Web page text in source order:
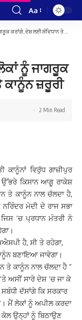
Font
Resizer
Aa
ਦੇਸ਼ ਲਈ ਸੰਵਿਧਾਨ ਤੇ ਕਾਨੂੰਨ ਜ਼ਰੂਰੀ
ਨੂੰ ਜਾਗਰੂਕ
ਜ਼ਰੂਰੀ
2 Min Read
ਵਿਰੁੱਧ ਗਾਜ਼ੀਪੁਰ
ਉੱਭਰੇ ਕਿਸਾਨ ਆਗੂ ਰਾਕੇਸ਼
ਤੇ ਕਾਨੂੰਨ ਨਾਲ ਚੱਲਦਾ ਹੈ,
ਮੋਦੀ ਦੇ ਰਾਜ ਸਭਾ
‘ਚ ਪ੍ਰਧਾਨ ਮੰਤਰੀ ਨੇ
ਹੈ, ਸੀ ਤੇ ਰਹੇਗਾ,
ਬਣਾਇਆ ਜਾਵੇਗਾ।
ਤੇ ਕਾਨੂੰਨ ਨਾਲ ਚੱਲਦਾ ਹੈ ”
ਅਸੀਂ ਸਾਰੇ ਦੇਸ਼ ‘ਚ ਜਾ ਕੇ
ਦੱਸਾਂਗੇ ਕਿ ਸਰਕਾਰ
ਮੈਂ ਲੋਕਾਂ ਨੂੰ ਅਪੀਲ ਕਰਦਾ
ਉਨ੍ਹਾਂ ਨੂੰ ਬਿਠਾਉਣ